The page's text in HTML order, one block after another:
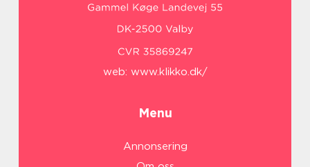
web: www.klikko.dk/
Menu
Annonsering